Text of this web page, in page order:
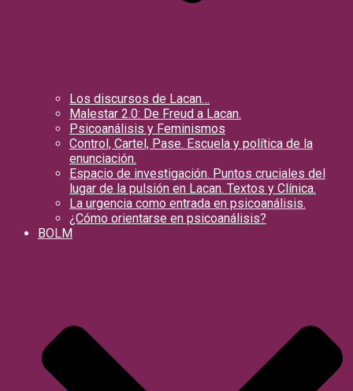
Los discursos de Lacan…
Malestar 2.0: De Freud a Lacan.
Psicoanálisis y Feminismos
Control, Cartel, Pase. Escuela y política de la
enunciación.
Espacio de investigación. Puntos cruciales del
lugar de la pulsión en Lacan. Textos y Clínica.
La urgencia como entrada en psicoanálisis.
¿Cómo orientarse en psicoanálisis?
BOLM